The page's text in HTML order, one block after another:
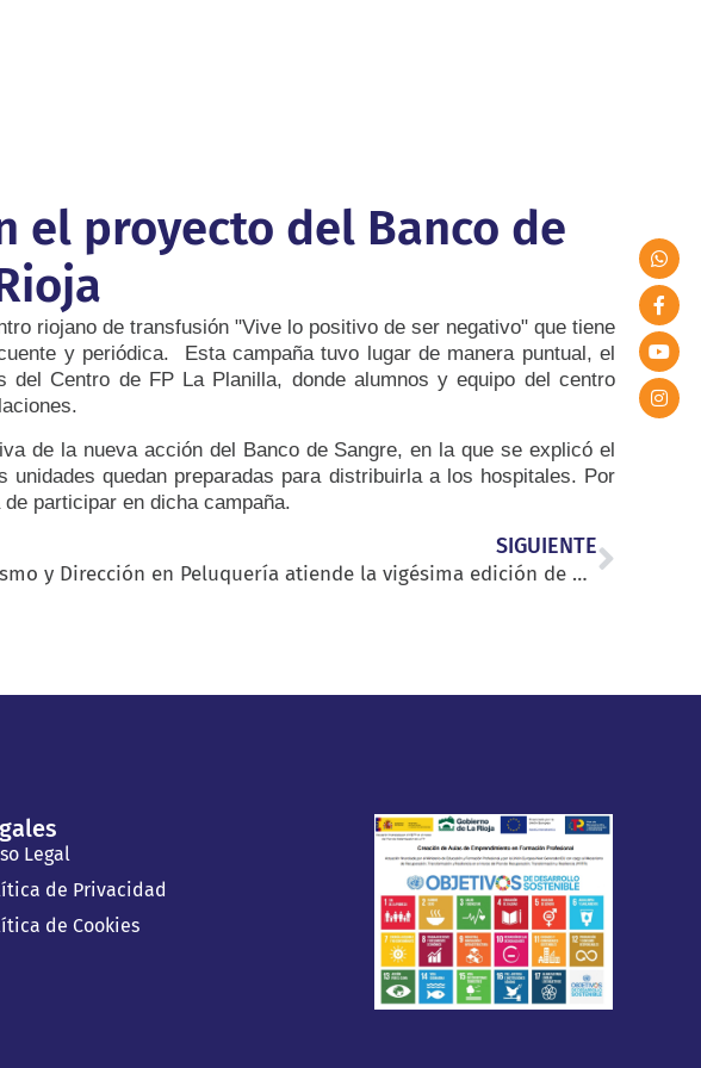
el proyecto del Banco de
riojano de transfusión "Vive lo positivo de ser negativo" que tiene
y periódica. Esta campaña tuvo lugar de manera puntual, el
Centro de FP La Planilla, donde alumnos y equipo del centro
de la nueva acción del Banco de Sangre, en la que se explicó el
quedan preparadas para distribuirla a los hospitales. Por
participar en dicha campaña.
SIGUIENTE
GS Estilismo y Dirección en Peluquería atiende la vigésima edición de Salón Look en IFEMA
Legal
de Privacidad
de Cookies